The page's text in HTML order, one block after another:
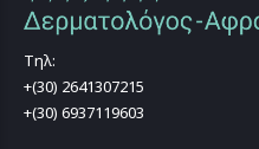
Τηλ:
+(30) 2641307215
+(30) 6937119603